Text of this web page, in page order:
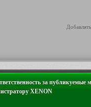
за публикуемые
XENON